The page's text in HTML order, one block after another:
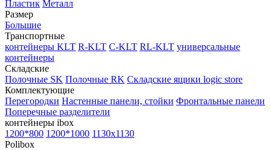
Пластик Металл
Размер
Большие
Транспортные
контейнеры KLT R-KLT C-KLT RL-KLT универсальные
контейнеры
Складские
Полочные SK Полочные RK Складские ящики logic store
Комплектующие
Перегородки Настенные панели, стойки Фронтальные панели
Поперечные разделители
контейнеры ibox
1200*800 1200*1000 1130x1130
Polibox